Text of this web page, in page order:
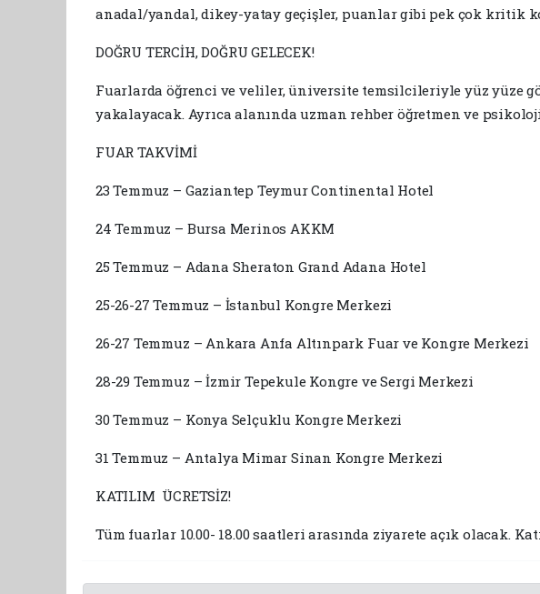
anadal/yandal, dikey-yatay geçişler, puanlar gibi pek çok kritik
DOĞRU TERCİH, DOĞRU GELECEK!
Fuarlarda öğrenci ve veliler, üniversite temsilcileriyle yüz yüze
yakalayacak. Ayrıca alanında uzman rehber öğretmen ve
FUAR TAKVİMİ
23 Temmuz – Gaziantep Teymur Continental Hotel
24 Temmuz – Bursa Merinos AKKM
25 Temmuz – Adana Sheraton Grand Adana Hotel
25-26-27 Temmuz – İstanbul Kongre Merkezi
26-27 Temmuz – Ankara Anfa Altınpark Fuar ve Kongre Merkezi
28-29 Temmuz – İzmir Tepekule Kongre ve Sergi Merkezi
30 Temmuz – Konya Selçuklu Kongre Merkezi
31 Temmuz – Antalya Mimar Sinan Kongre Merkezi
KATILIM
Tüm fuarlar 10.00- 18.00 saatleri arasında ziyarete açık olacak.